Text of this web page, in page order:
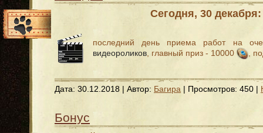
Сегодня, 30 декабря:
последний день приема работ на
видеороликов , главный приз - 10000 ,
Дата: 30.12.2018 | Автор: Багира | Просмотров: 450 |
Бонус